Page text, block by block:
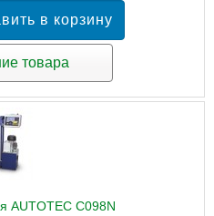
товара
AUTOTEC C098N